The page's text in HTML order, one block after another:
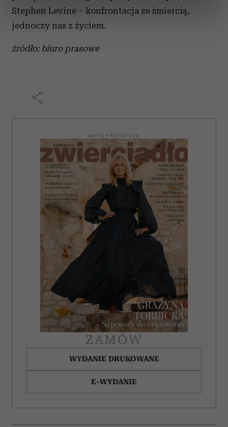
dane są przetwarzane oraz ustaw własne preferencje w
sekcji szczegółów
. W Deklaracji plików cookie możesz
zmienić lub wycofać swoją zgodę w dowolnej chwili.
Wykorzystujemy pliki cookie do spersonalizowania treści
korzystasz z naszej witryny, udostępniamy partnerom
społecznościowym, reklamowym i analitycznym.
Partnerzy mogą połączyć te informacje z innymi danymi
korzystania z ich usług.
Stephen Levine – konfrontacja ze śmiercią,
jednoczy nas z życiem.
źródło: biuro prasowe
AUTOPROMOCJA
ZAMÓW
WYDANIE DRUKOWANE
E-WYDANIE